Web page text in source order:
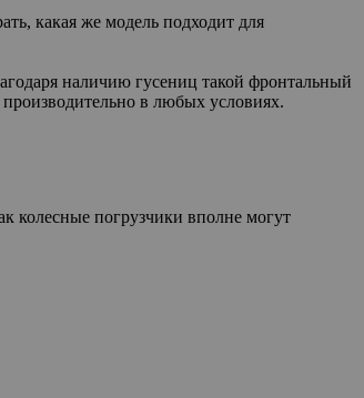
какая же модель подходит для
наличию гусениц такой фронтальный
в любых условиях.
колесные погрузчики вполне могут